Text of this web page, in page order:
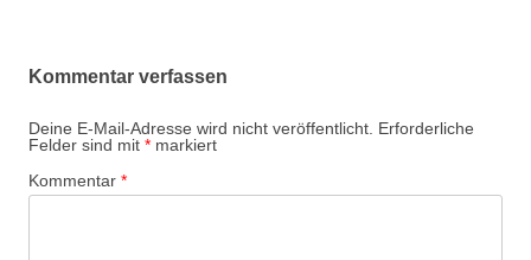
Kommentar verfassen
Deine E-Mail-Adresse wird nicht veröffentlicht. Erforderliche
Felder sind mit * markiert
Kommentar *